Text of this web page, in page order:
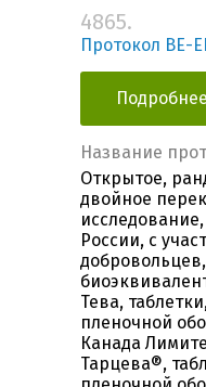
4865.
Протокол BE-
Подробнее
Название
Открытое,
двойное
России, с
Тева,
пленочной
Канада
Тарцева®,